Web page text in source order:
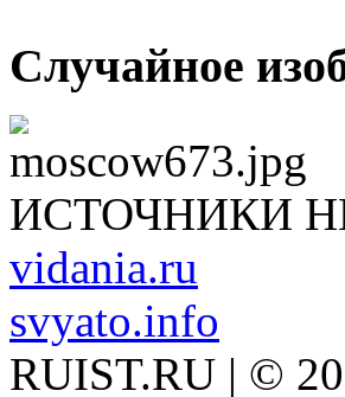
Случайное
ИСТОЧНИКИ
vidania.ru
svyato.info
RUIST.RU | ©